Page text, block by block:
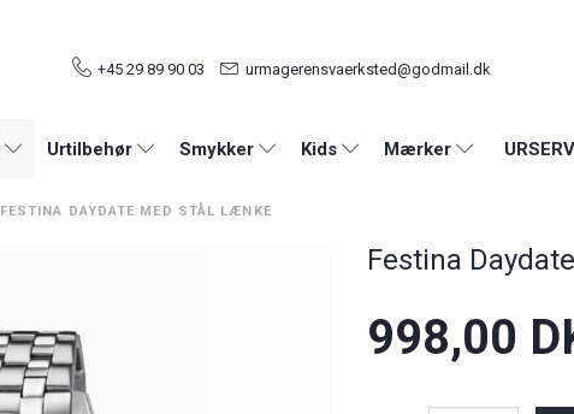
+45 29 89 90 03 urmagerensvaerksted@godmail.dk
Urtilbehør Smykker Kids Mærker
FESTINA DAYDATE MED STÅL LÆNKE
Festina
998,00